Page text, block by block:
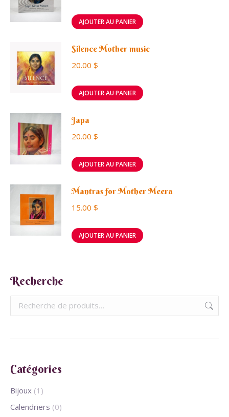
AJOUTER AU PANIER
Silence Mother music
20.00 $
AJOUTER AU PANIER
Japa
20.00 $
AJOUTER AU PANIER
Mantras for Mother Meera
15.00 $
AJOUTER AU PANIER
Recherche
Catégories
Bijoux (1)
Calendriers (0)